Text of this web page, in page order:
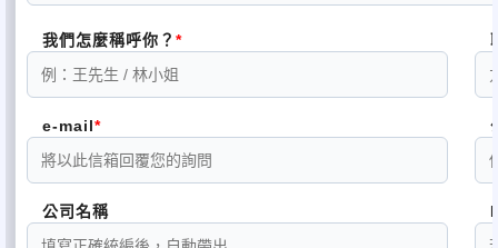
我們怎麼稱呼你？
e-mail
公司名稱